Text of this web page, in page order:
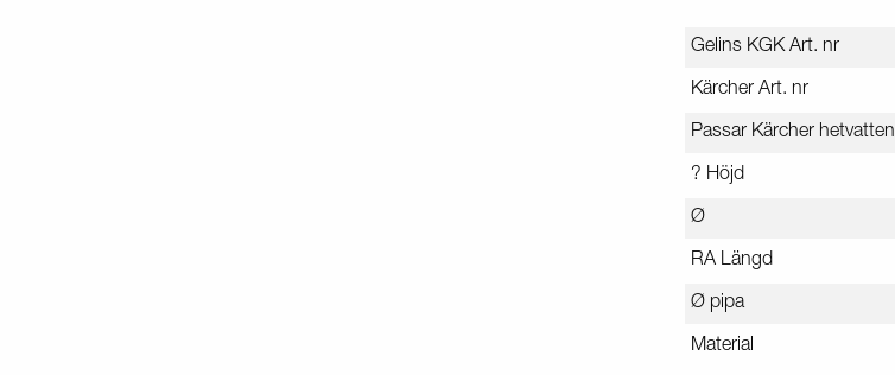
Gelins KGK Art. nr
Kärcher Art. nr
Passar Kärcher
? Höjd
Ø
RA Längd
Ø pipa
Material